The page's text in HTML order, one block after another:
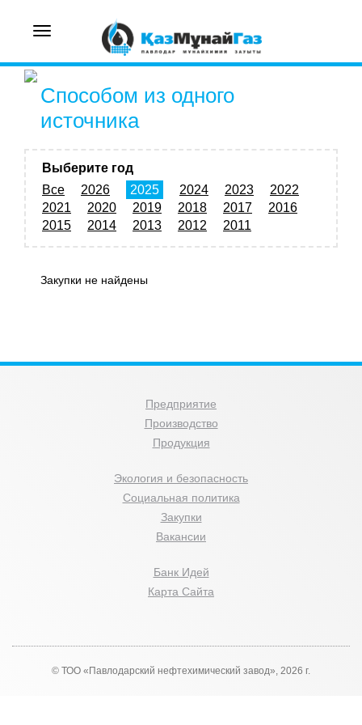
Toggle
Способом из одного
источника
Выберите год
Все
2026 2025 2024 2023
2022
2021
2020 2019 2018 2017
2016
2015
2014 2013 2012 2011
Закупки не найдены
Предприятие
Производство
Продукция
Экология и безопасность
Социальная политика
Закупки
Вакансии
Банк Идей
Карта Сайта
© ТОО «Павлодарский нефтехимический завод», 2026 г.